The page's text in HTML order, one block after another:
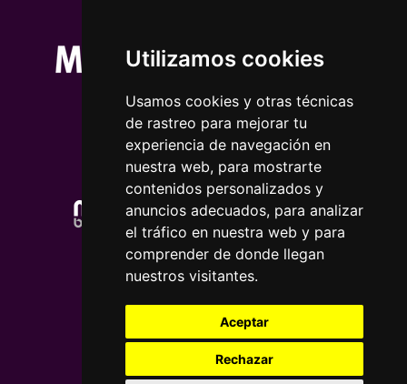
Utilizamos cookies
Usamos cookies y otras técnicas
de rastreo para mejorar tu
experiencia de navegación en
nuestra web, para mostrarte
contenidos personalizados y
anuncios adecuados, para analizar
el tráfico en nuestra web y para
comprender de donde llegan
nuestros visitantes.
Aceptar
Rechazar